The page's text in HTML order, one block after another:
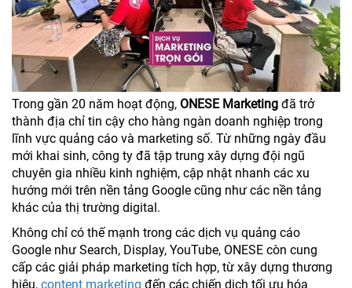
Trong gần 20 năm hoạt động, ONESE Marketing đã trở
thành địa chỉ tin cậy cho hàng ngàn doanh nghiệp trong
lĩnh vực quảng cáo và marketing số. Từ những ngày đầu
mới khai sinh, công ty đã tập trung xây dựng đội ngũ
chuyên gia nhiều kinh nghiệm, cập nhật nhanh các xu
hướng mới trên nền tảng Google cũng như các nền tảng
khác của thị trường digital.
Không chỉ có thế mạnh trong các dịch vụ quảng cáo
Google như Search, Display, YouTube, ONESE còn cung
cấp các giải pháp marketing tích hợp, từ xây dựng thương
hiệu, content marketing đến các chiến dịch tối ưu hóa